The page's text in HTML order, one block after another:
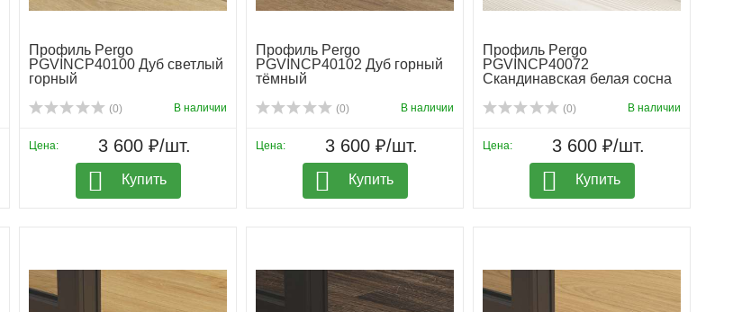
Профиль Pergo
PGVINCP40100 Дуб светлый
горный
(0) В наличии
Цена: 3 600 ₽/шт.
Купить
Профиль Pergo
PGVINCP40102 Дуб горный
тёмный
(0) В наличии
Цена: 3 600 ₽/шт.
Купить
Профиль Pergo
PGVINCP40072
Скандинавская белая сосна
(0) В наличии
Цена: 3 600 ₽/шт.
Купить